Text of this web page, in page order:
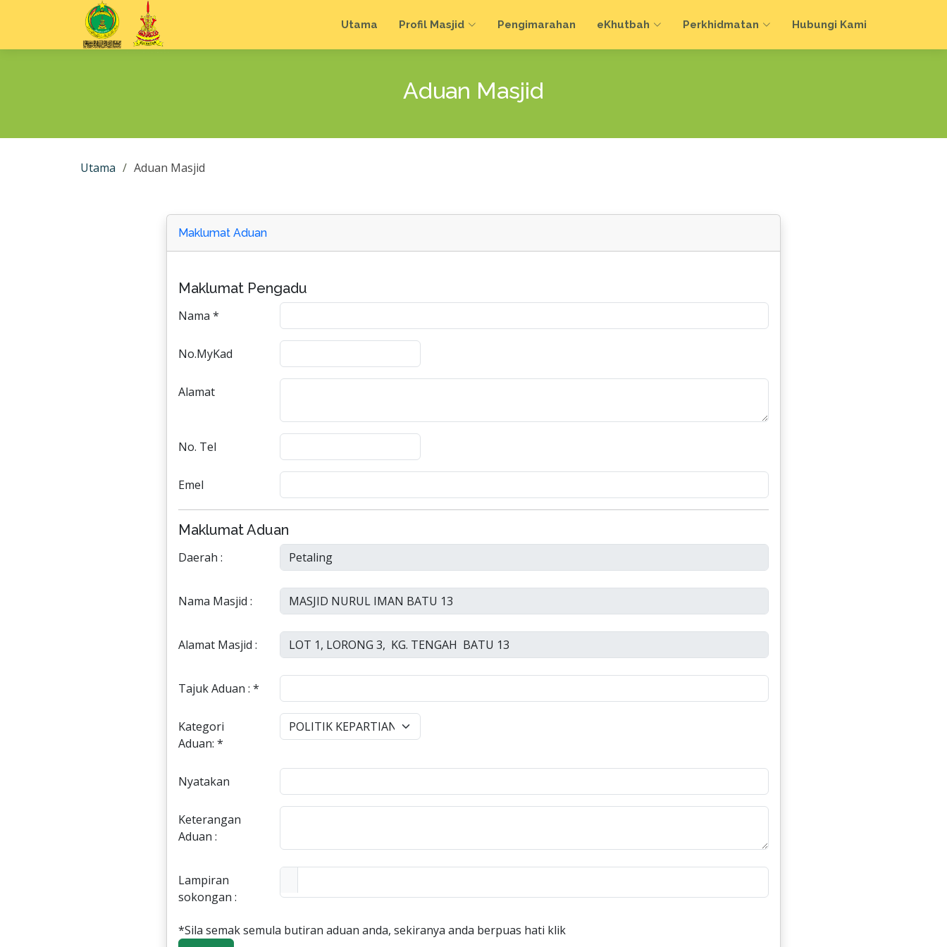
Utama Profil Masjid Pengimarahan eKhutbah Perkhidmatan Hubungi Kami
Aduan Masjid
Utama Aduan Masjid
Maklumat Aduan
Maklumat Pengadu
Nama *
No.MyKad
Alamat
No. Tel
Emel
Maklumat Aduan
Daerah :
Nama Masjid :
Alamat Masjid :
Tajuk Aduan : *
Kategori
Aduan: *
Nyatakan
Keterangan
Aduan :
Lampiran
sokongan :
*Sila semak semula butiran aduan anda, sekiranya anda berpuas hati klik